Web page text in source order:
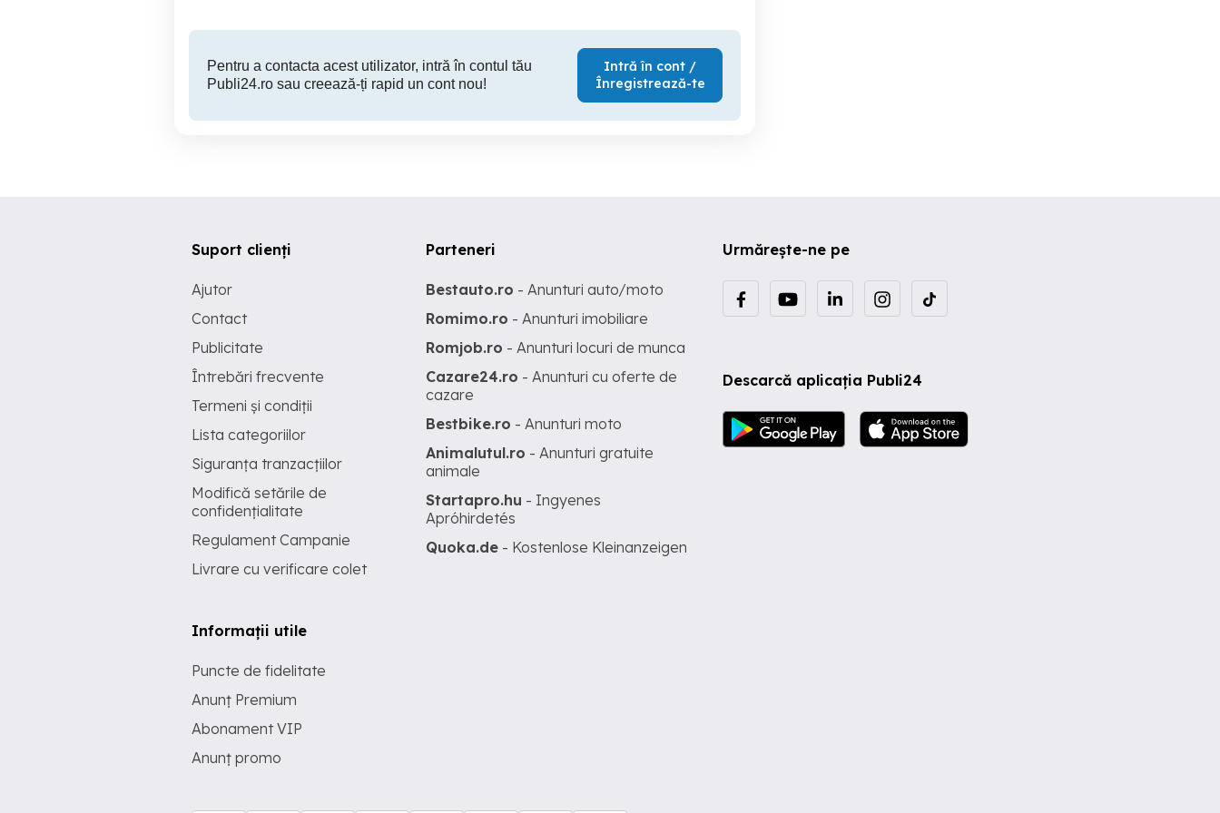
Pentru a contacta acest utilizator, intră în contul tău
Publi24.ro sau creează-ți rapid un cont nou!
Intră în cont /
Înregistrează-te
Urmărește-ne pe
Descarcă aplicația Publi24
Suport clienți
Ajutor
Contact
Publicitate
Întrebări frecvente
Termeni și condiții
Lista categoriilor
Siguranța tranzacțiilor
Modifică setările de
confidențialitate
Regulament Campanie
Livrare cu verificare colet
Informații utile
Puncte de fidelitate
Anunț Premium
Abonament VIP
Anunț promo
Parteneri
Bestauto.ro - Anunturi auto/moto
Romimo.ro - Anunturi imobiliare
Romjob.ro - Anunturi locuri de munca
Cazare24.ro - Anunturi cu oferte de
cazare
Bestbike.ro - Anunturi moto
Animalutul.ro - Anunturi gratuite
animale
Startapro.hu - Ingyenes
Apróhirdetés
Quoka.de - Kostenlose Kleinanzeigen